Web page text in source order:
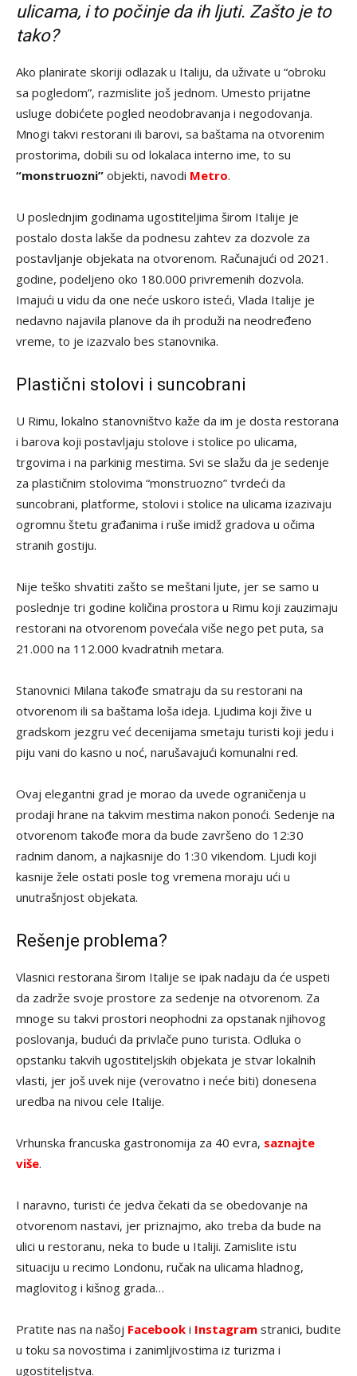
ulicama, i to počinje da ih ljuti. Zašto je to
tako?
Ako planirate skoriji odlazak u Italiju, da uživate u “obroku
sa pogledom”, razmislite još jednom. Umesto prijatne
usluge dobićete pogled neodobravanja i negodovanja.
Mnogi takvi restorani ili barovi, sa baštama na otvorenim
prostorima, dobili su od lokalaca interno ime, to su
“monstruozni” objekti, navodi Metro.
U poslednjim godinama ugostiteljima širom Italije je
postalo dosta lakše da podnesu zahtev za dozvole za
postavljanje objekata na otvorenom. Računajući od 2021.
godine, podeljeno oko 180.000 privremenih dozvola.
Imajući u vidu da one neće uskoro isteći, Vlada Italije je
nedavno najavila planove da ih produži na neodređeno
vreme, to je izazvalo bes stanovnika.
Plastični stolovi i suncobrani
U Rimu, lokalno stanovništvo kaže da im je dosta restorana
i barova koji postavljaju stolove i stolice po ulicama,
trgovima i na parkinig mestima. Svi se slažu da je sedenje
za plastičnim stolovima “monstruozno” tvrdeći da
suncobrani, platforme, stolovi i stolice na ulicama izazivaju
ogromnu štetu građanima i ruše imidž gradova u očima
stranih gostiju.
Nije teško shvatiti zašto se meštani ljute, jer se samo u
poslednje tri godine količina prostora u Rimu koji zauzimaju
restorani na otvorenom povećala više nego pet puta, sa
21.000 na 112.000 kvadratnih metara.
Stanovnici Milana takođe smatraju da su restorani na
otvorenom ili sa baštama loša ideja. Ljudima koji žive u
gradskom jezgru već decenijama smetaju turisti koji jedu i
piju vani do kasno u noć, narušavajući komunalni red.
Ovaj elegantni grad je morao da uvede ograničenja u
prodaji hrane na takvim mestima nakon ponoći. Sedenje na
otvorenom takođe mora da bude završeno do 12:30
radnim danom, a najkasnije do 1:30 vikendom. Ljudi koji
kasnije žele ostati posle tog vremena moraju ući u
unutrašnjost objekata.
Rešenje problema?
Vlasnici restorana širom Italije se ipak nadaju da će uspeti
da zadrže svoje prostore za sedenje na otvorenom. Za
mnoge su takvi prostori neophodni za opstanak njihovog
poslovanja, budući da privlače puno turista. Odluka o
opstanku takvih ugostiteljskih objekata je stvar lokalnih
vlasti, jer još uvek nije (verovatno i neće biti) donesena
uredba na nivou cele Italije.
Vrhunska francuska gastronomija za 40 evra, saznajte
više.
I naravno, turisti će jedva čekati da se obedovanje na
otvorenom nastavi, jer priznajmo, ako treba da bude na
ulici u restoranu, neka to bude u Italiji. Zamislite istu
situaciju u recimo Londonu, ručak na ulicama hladnog,
maglovitog i kišnog grada…
Pratite nas na našoj Facebook i Instagram stranici, budite
u toku sa novostima i zanimljivostima iz turizma i
ugostiteljstva.